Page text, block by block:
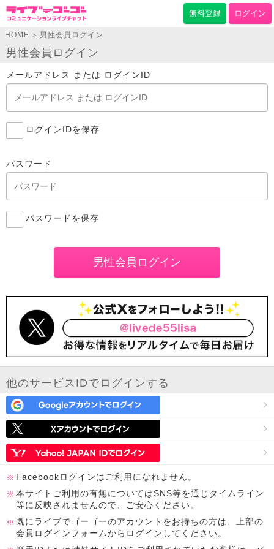
無料登録 ログイン
HOME > 男性会員ログイン
男性会員ログイン
メールアドレス または ログインID
ログインIDを保存
パスワード
パスワードを保存
他のサービスIDでログインする
Facebookログインはご利用になれません。
本サイトご利用の有無についてはSNS等を通じタイムライン
等に反映されませんので、ご安心ください。
既にライブでゴーゴーのアカウントをお持ちの方は、上部の
会員ログインフォームからログインしてください。